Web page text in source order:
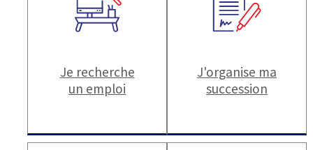
Je recherche
un emploi
J'organise ma
succession